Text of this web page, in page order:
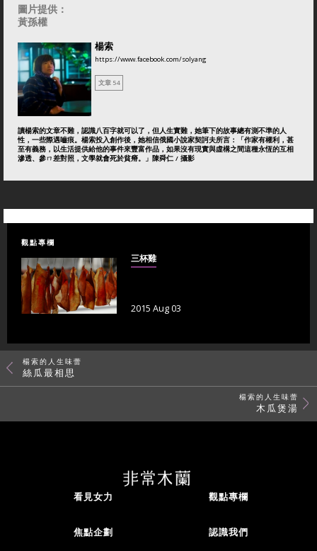
圖片提供：
黃孫權
楊索
https://www.facebook.com/solyang
文章 54
讀楊索的文章不難，認識八百字就可以了，但人生實難，她筆下的故事總有測不準的人
性，一些際遇嚙痕。楊索投入創作後，她相信俄國小說家契訶夫所言：「作家有權利，甚
至有義務，以生活提供給他的事件來豐富作品，如果沒有現實與虛構之間這種永恆的互相
滲透、參ㄇ差對照，文學就會死於貧瘠。」陳舜仁 / 攝影
觀點專欄
三杯雞
2015 Aug 03
楊索的人生味蕾
絲瓜最相思
楊索的人生味蕾
木瓜煲湯
看見女力 觀點專欄
焦點企劃 認識我們